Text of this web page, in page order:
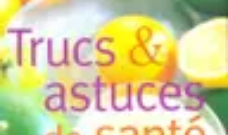
Apprendre Rubik Cube
Astuces et conseilsApprentissageTechniques
d'apprentissage
Méthodes d'apprentissageTechniques
Apprendre Rubik Cube